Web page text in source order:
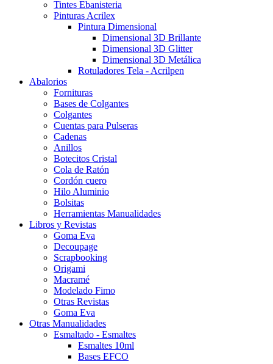
Tintes Ebanisteria
Pinturas Acrilex
Pintura Dimensional
Dimensional 3D Brillante
Dimensional 3D Glitter
Dimensional 3D Metálica
Rotuladores Tela - Acrilpen
Abalorios
Fornituras
Bases de Colgantes
Colgantes
Cuentas para Pulseras
Cadenas
Anillos
Botecitos Cristal
Cola de Ratón
Cordón cuero
Hilo Aluminio
Bolsitas
Herramientas Manualidades
Libros y Revistas
Goma Eva
Decoupage
Scrapbooking
Origami
Macramé
Modelado Fimo
Otras Revistas
Goma Eva
Otras Manualidades
Esmaltado - Esmaltes
Esmaltes 10ml
Bases EFCO